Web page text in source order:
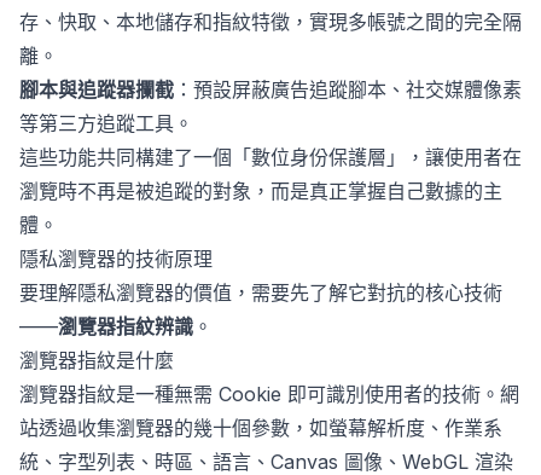
存、快取、本地儲存和指紋特徵，實現多帳號之間的完全隔
離。
腳本與追蹤器攔截 ：預設屏蔽廣告追蹤腳本、社交媒體像素
等第三方追蹤工具。
這些功能共同構建了一個「數位身份保護層」，讓使用者在
瀏覽時不再是被追蹤的對象，而是真正掌握自己數據的主
體。
隱私瀏覽器的技術原理
要理解隱私瀏覽器的價值，需要先了解它對抗的核心技術
——瀏覽器指紋辨識 。
瀏覽器指紋是什麼
瀏覽器指紋是一種無需 Cookie 即可識別使用者的技術。網
站透過收集瀏覽器的幾十個參數，如螢幕解析度、作業系
統、字型列表、時區、語言、Canvas 圖像、WebGL 渲染